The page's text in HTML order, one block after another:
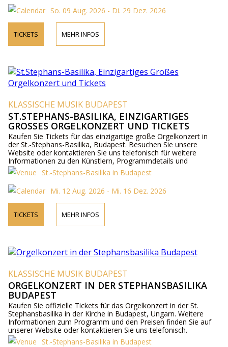
So. 09 Aug. 2026 - Di. 29 Dez. 2026
TICKETS MEHR INFOS
KLASSISCHE MUSIK BUDAPEST
ST.STEPHANS-BASILIKA, EINZIGARTIGES
GROSSES ORGELKONZERT UND TICKETS
Kaufen Sie Tickets für das einzigartige große Orgelkonzert in
der St.-Stephans-Basilika, Budapest. Besuchen Sie unsere
Website oder kontaktieren Sie uns telefonisch für weitere
Informationen zu den Künstlern, Programmdetails und
Ticketpreisen.St.-Stephans-Basilika in Budapest
Mi. 12 Aug. 2026 - Mi. 16 Dez. 2026
TICKETS MEHR INFOS
KLASSISCHE MUSIK BUDAPEST
ORGELKONZERT IN DER STEPHANSBASILIKA
BUDAPEST
Kaufen Sie offizielle Tickets für das Orgelkonzert in der St.
Stephansbasilika in der Kirche in Budapest, Ungarn. Weitere
Informationen zum Programm und den Preisen finden Sie auf
unserer Website oder kontaktieren Sie uns telefonisch.
St.-Stephans-Basilika in Budapest